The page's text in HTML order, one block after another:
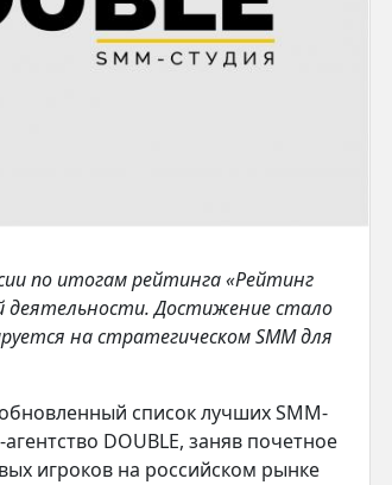
по итогам рейтинга «Рейтинг
деятельности. Достижение стало
на стратегическом SMM для
список лучших SMM-
DOUBLE, заняв почетное
игроков на российском рынке